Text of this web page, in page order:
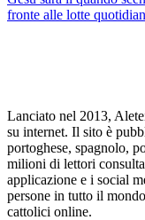
fronte alle lotte
Lanciato nel 2013,
su internet. Il sito è
portoghese, spagnolo,
milioni di lettori
applicazione e i social
persone in tutto il
cattolici online.